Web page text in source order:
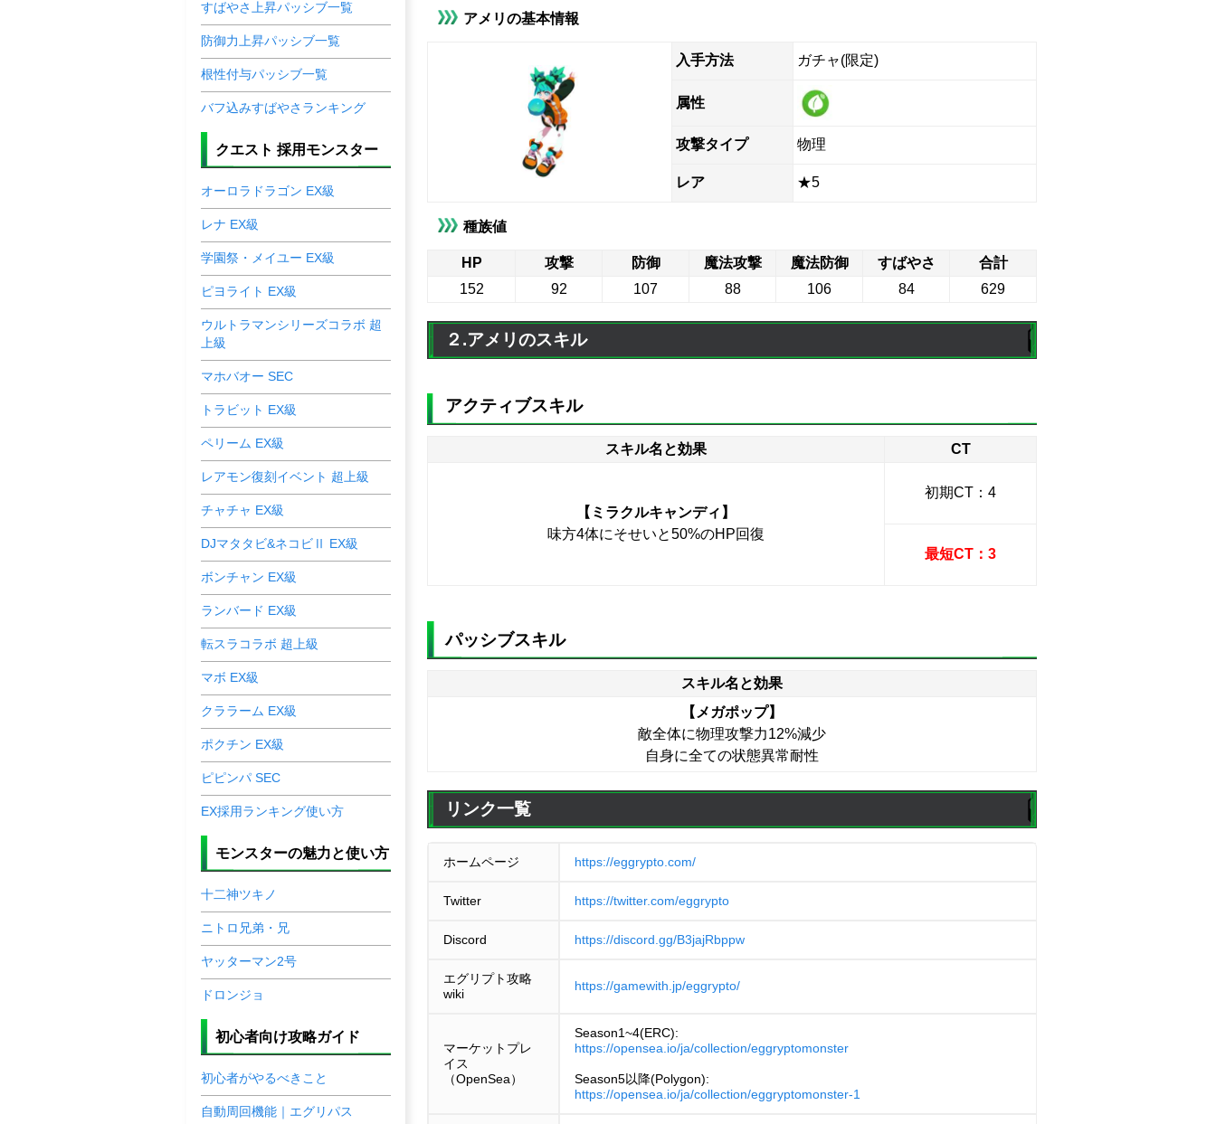
アメリの基本情報
入手方法 ガチャ(限定)
属性
攻撃タイプ 物理
レア ★5
種族値
HP 攻撃 防御 魔法攻撃 魔法防御 すばやさ
合計
152
92 107 88 106 84 629
２.アメリのスキル
アクティブスキル
スキル名と効果 CT
【ミラクルキャンディ】
味方4体にそせいと50%のHP回復
初期CT：4
最短CT：3
パッシブスキル
スキル名と効果
【メガポップ】
敵全体に物理攻撃力12%減少
自身に全ての状態異常耐性
リンク一覧
ホームページ https://eggrypto.com/
Twitter https://twitter.com/eggrypto
Discord https://discord.gg/B3jajRbppw
エグリプト攻略
wiki
https://gamewith.jp/eggrypto/
マーケットプレ
イス
（OpenSea）
Season1~4(ERC):
https://opensea.io/ja/collection/eggryptomonster
Season5以降(Polygon):
https://opensea.io/ja/collection/eggryptomonster-1
すばやさ上昇パッシブ一覧
防御力上昇パッシブ一覧
根性付与パッシブ一覧
バフ込みすばやさランキング
クエスト 採用モンスター
オーロラドラゴン EX級
レナ EX級
学園祭・メイユー EX級
ピヨライト EX級
ウルトラマンシリーズコラボ 超
上級
マホバオー SEC
トラビット EX級
ペリーム EX級
レアモン復刻イベント 超上級
チャチャ EX級
DJマタタビ&ネコビⅡ EX級
ボンチャン EX級
ランバード EX級
転スラコラボ 超上級
マボ EX級
クララーム EX級
ポクチン EX級
ピピンパ SEC
EX採用ランキング使い方
モンスターの魅力と使い方
十二神ツキノ
ニトロ兄弟・兄
ヤッターマン2号
ドロンジョ
初心者向け攻略ガイド
初心者がやるべきこと
自動周回機能｜エグリパス